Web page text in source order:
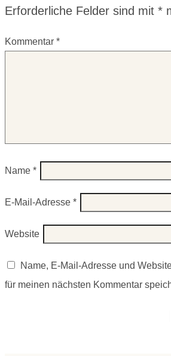
Erforderliche Felder sind mit *
Kommentar *
Name *
E-Mail-Adresse *
Website
Name, E-Mail-Adresse und
für meinen nächsten Kommentar